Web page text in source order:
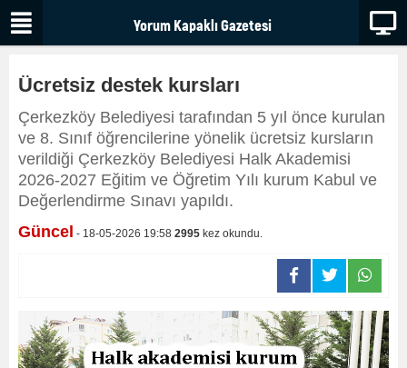
Ücretsiz destek kursları
Çerkezköy Belediyesi tarafından 5 yıl önce kurulan
ve 8. Sınıf öğrencilerine yönelik ücretsiz kursların
verildiği Çerkezköy Belediyesi Halk Akademisi
2026-2027 Eğitim ve Öğretim Yılı kurum Kabul ve
Değerlendirme Sınavı yapıldı.
Güncel - 18-05-2026 19:58 2995 kez okundu.